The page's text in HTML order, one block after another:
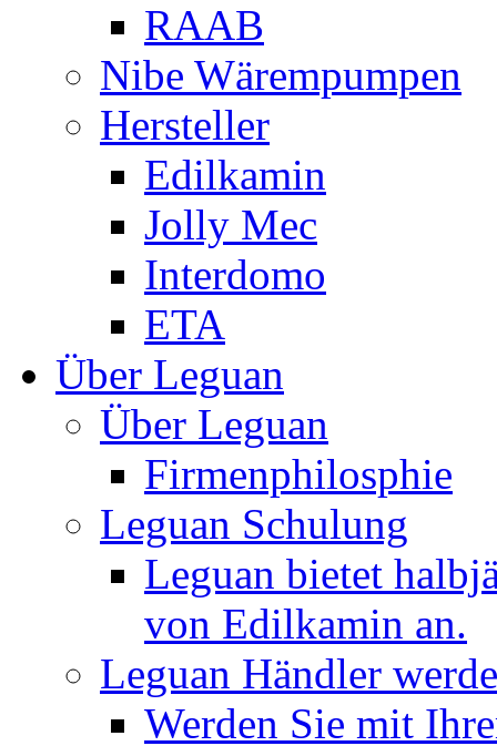
RAAB
Nibe Wärempumpen
Hersteller
Edilkamin
Jolly Mec
Interdomo
ETA
Über Leguan
Über Leguan
Firmenphilosphie
Leguan Schulung
Leguan bietet
von Edilkamin an.
Leguan Händler
Werden Sie mit